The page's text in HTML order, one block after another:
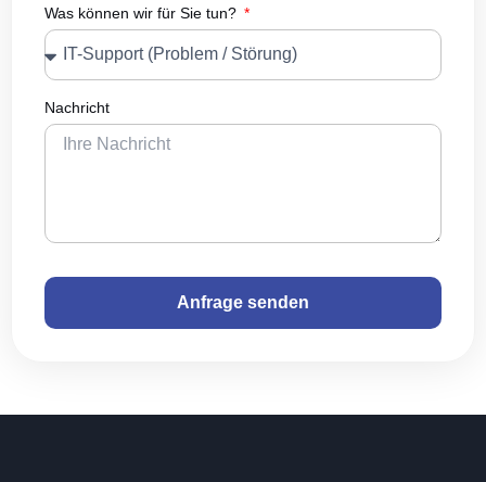
Was können wir für Sie tun?
Nachricht
Anfrage senden